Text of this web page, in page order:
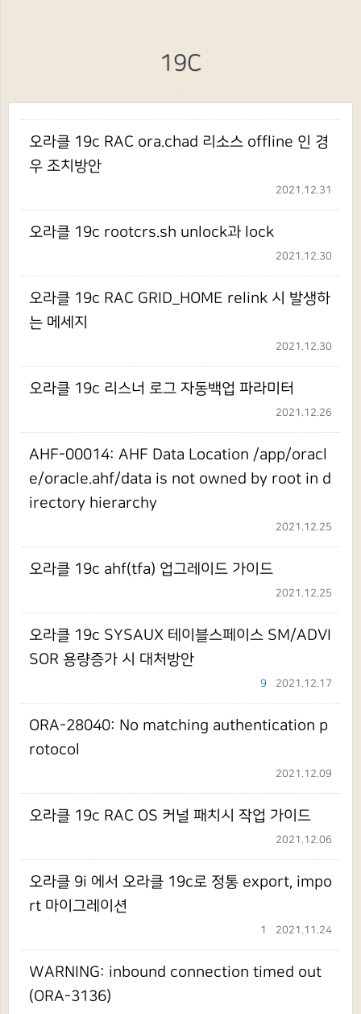
19C
오라클 19c RAC ora.chad 리소스 offline 인 경
우 조치방안
2021.12.31
오라클 19c rootcrs.sh unlock과 lock
2021.12.30
오라클 19c RAC GRID_HOME relink 시 발생하
는 메세지
2021.12.30
오라클 19c 리스너 로그 자동백업 파라미터
2021.12.26
AHF-00014: AHF Data Location /app/oracl
e/oracle.ahf/data is not owned by root in d
irectory hierarchy
2021.12.25
오라클 19c ahf(tfa) 업그레이드 가이드
2021.12.25
오라클 19c SYSAUX 테이블스페이스 SM/ADVI
SOR 용량증가 시 대처방안
2021.12.17
9
ORA-28040: No matching authentication p
rotocol
2021.12.09
오라클 19c RAC OS 커널 패치시 작업 가이드
2021.12.06
오라클 9i 에서 오라클 19c로 정통 export, impo
rt 마이그레이션
2021.11.24
1
WARNING: inbound connection timed out
(ORA-3136)